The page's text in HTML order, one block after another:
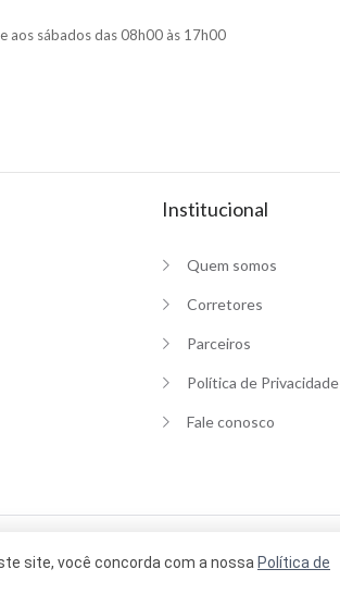
aos sábados das 08h00 às 17h00
Institucional
Quem somos
Corretores
Parceiros
Política de Privacidade
Fale conosco
site, você concorda com a nossa Política de